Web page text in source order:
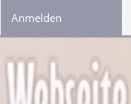
LinksAnmelden